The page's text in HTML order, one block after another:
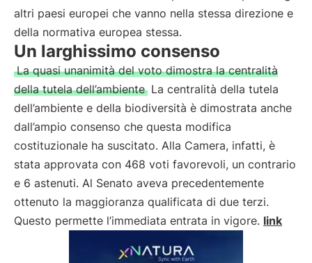
altri paesi europei che vanno nella stessa direzione e
della normativa europea stessa.
Un larghissimo consenso
La quasi unanimità del voto dimostra la centralità
della tutela dell’ambiente La centralità della tutela
dell’ambiente e della biodiversità è dimostrata anche
dall’ampio consenso che questa modifica
costituzionale ha suscitato. Alla Camera, infatti, è
stata approvata con 468 voti favorevoli, un contrario
e 6 astenuti. Al Senato aveva precedentemente
ottenuto la maggioranza qualificata di due terzi.
Questo permette l’immediata entrata in vigore. link